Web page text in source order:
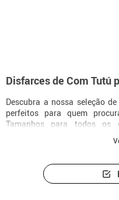
Disfarces de Com Tutú
Descubra a nossa seleção de
perfeitos para quem
Tamanhos para todos os
acessórios a condizer para